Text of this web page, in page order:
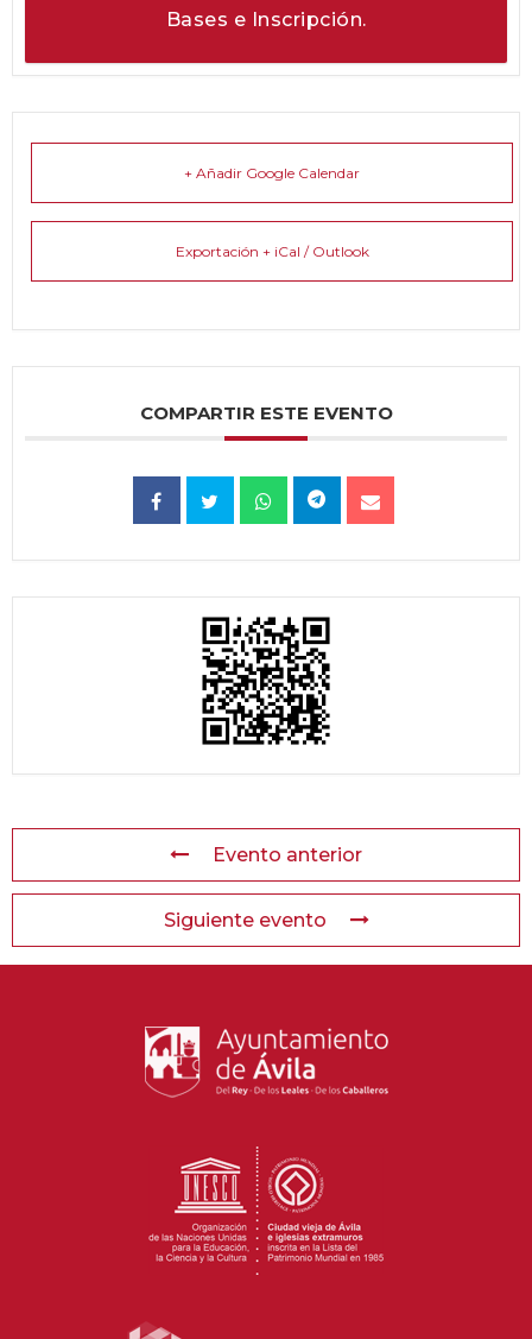
Bases e Inscripción.
+ Añadir Google Calendar
Exportación + iCal / Outlook
COMPARTIR ESTE EVENTO
Evento anterior
Siguiente evento